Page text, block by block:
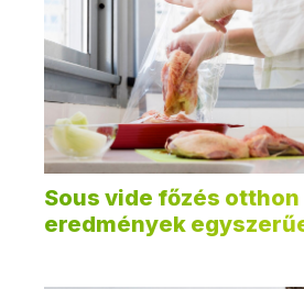
Sous vide főzés
eredmények